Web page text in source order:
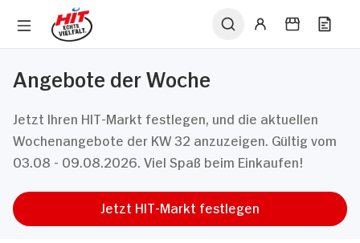
Angebote der Woche
Jetzt Ihren HIT-Markt festlegen, und die aktuellen
Wochenangebote der KW 32 anzuzeigen. Gültig vom
03.08 - 09.08.2026. Viel Spaß beim Einkaufen!
Jetzt HIT-Markt festlegen